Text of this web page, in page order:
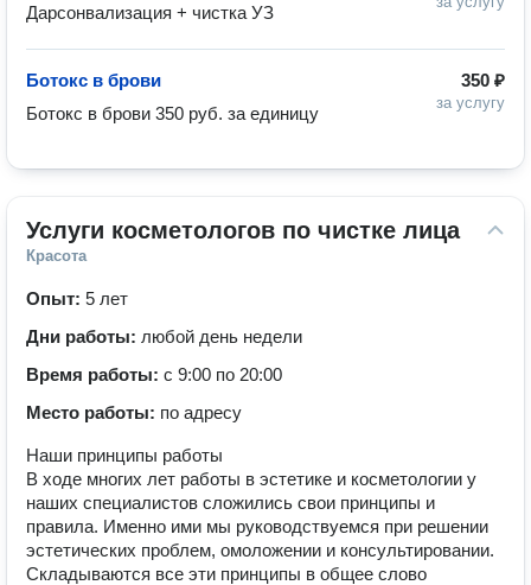
Дарсонвализация + чистка УЗ
350 ₽
за услугу
Ботокс в брови
Ботокс в брови 350 руб. за единицу
Услуги косметологов по чистке лица
Красота
Опыт: 5 лет
Дни работы: любой день недели
Время работы: с 9:00 по 20:00
Место работы: по адресу
Наши принципы работы
В ходе многих лет работы в эстетике и косметологии у
наших специалистов сложились свои принципы и
правила. Именно ими мы руководствуемся при решении
эстетических проблем, омоложении и консультировании.
Складываются все эти принципы в общее слово